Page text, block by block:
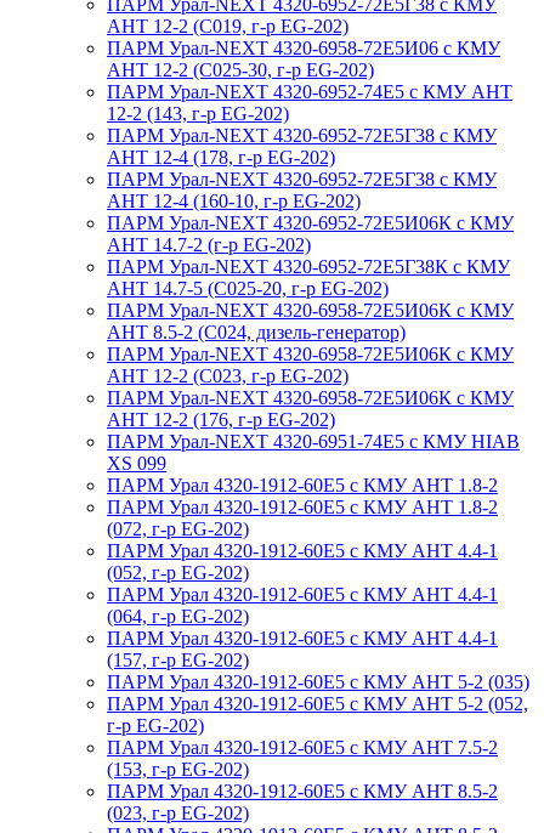
ПАРМ Урал-NEXT 4320-6952-72Е5Г38 с КМУ
АНТ 12-2 (С019, г-р EG-202)
ПАРМ Урал-NEXT 4320-6958-72Е5И06 с КМУ
АНТ 12-2 (С025-30, г-р EG-202)
ПАРМ Урал-NEXT 4320-6952-74Е5 с КМУ АНТ
12-2 (143, г-р EG-202)
ПАРМ Урал-NEXT 4320-6952-72Е5Г38 с КМУ
АНТ 12-4 (178, г-р EG-202)
ПАРМ Урал-NEXT 4320-6952-72Е5Г38 с КМУ
АНТ 12-4 (160-10, г-р EG-202)
ПАРМ Урал-NEXT 4320-6952-72Е5И06К с КМУ
АНТ 14.7-2 (г-р EG-202)
ПАРМ Урал-NEXT 4320-6952-72Е5Г38К с КМУ
АНТ 14.7-5 (С025-20, г-р EG-202)
ПАРМ Урал-NEXT 4320-6958-72Е5И06К с КМУ
АНТ 8.5-2 (С024, дизель-генератор)
ПАРМ Урал-NEXT 4320-6958-72Е5И06К с КМУ
АНТ 12-2 (С023, г-р EG-202)
ПАРМ Урал-NEXT 4320-6958-72Е5И06К с КМУ
АНТ 12-2 (176, г-р EG-202)
ПАРМ Урал-NEXT 4320-6951-74Е5 с КМУ HIAB
XS 099
ПАРМ Урал 4320-1912-60Е5 с КМУ АНТ 1.8-2
ПАРМ Урал 4320-1912-60Е5 с КМУ АНТ 1.8-2
(072, г-р EG-202)
ПАРМ Урал 4320-1912-60Е5 с КМУ АНТ 4.4-1
(052, г-р EG-202)
ПАРМ Урал 4320-1912-60Е5 с КМУ АНТ 4.4-1
(064, г-р EG-202)
ПАРМ Урал 4320-1912-60Е5 с КМУ АНТ 4.4-1
(157, г-р EG-202)
ПАРМ Урал 4320-1912-60Е5 с КМУ АНТ 5-2 (035)
ПАРМ Урал 4320-1912-60Е5 с КМУ АНТ 5-2 (052,
г-р EG-202)
ПАРМ Урал 4320-1912-60Е5 с КМУ АНТ 7.5-2
(153, г-р EG-202)
ПАРМ Урал 4320-1912-60Е5 с КМУ АНТ 8.5-2
(023, г-р EG-202)